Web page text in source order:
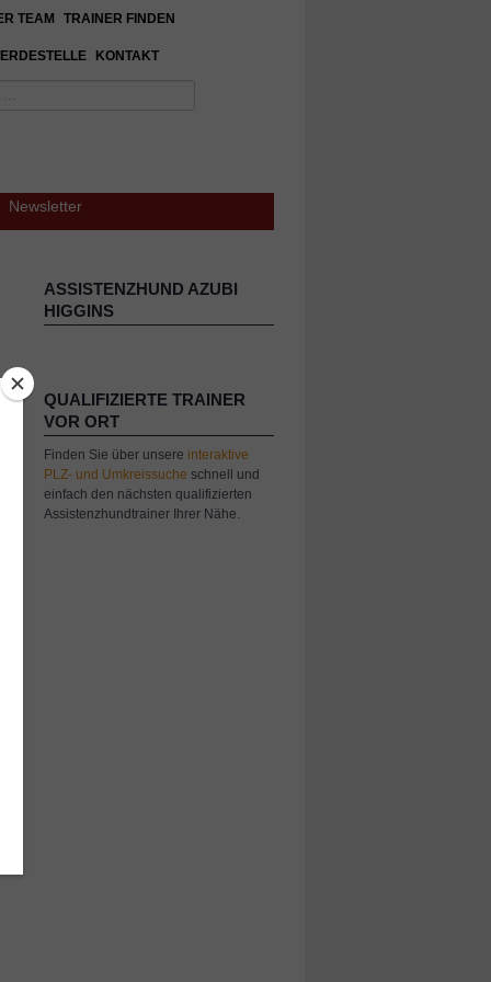
TEAM TRAINER FINDEN
KONTAKT
Newsletter
ASSISTENZHUND AZUBI
HIGGINS
QUALIFIZIERTE TRAINER
VOR ORT
Finden Sie über unsere interaktive
PLZ- und Umkreissuche schnell und
einfach den nächsten qualifizierten
Assistenzhundtrainer Ihrer Nähe.